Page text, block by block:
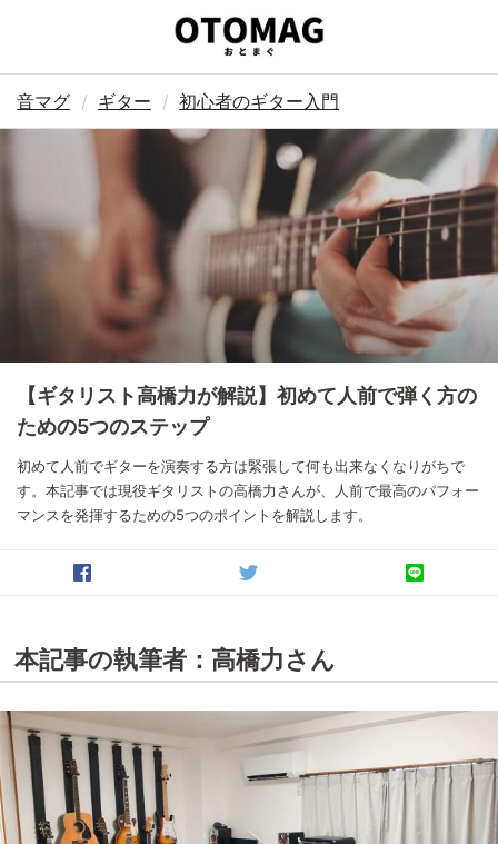
音マグ ギター 初心者のギター入門
【ギタリスト高橋力が解説】初めて人前で弾く方の
ための5つのステップ
初めて人前でギターを演奏する方は緊張して何も出来なくなりがちで
す。本記事では現役ギタリストの高橋力さんが、人前で最高のパフォー
マンスを発揮するための5つのポイントを解説します。
本記事の執筆者：高橋力さん